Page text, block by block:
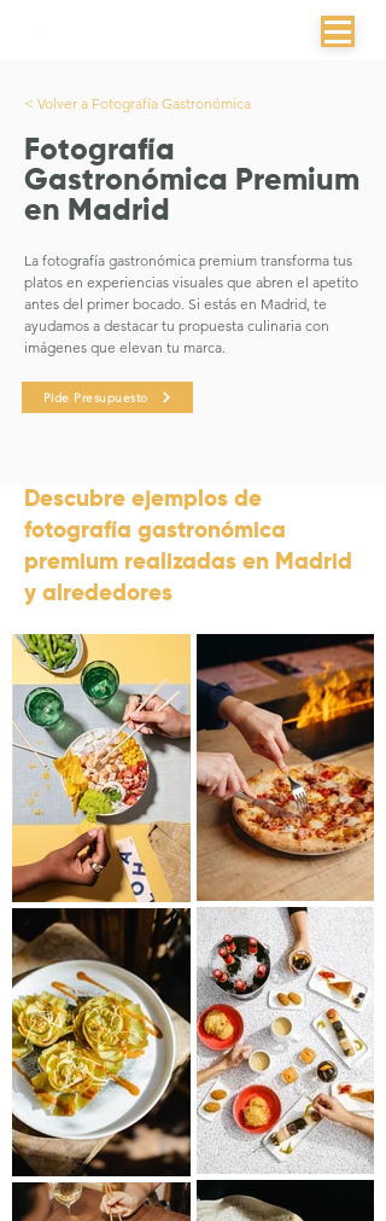
< Volver a Fotografía Gastronómica
Fotografía
Gastronómica Premium
en Madrid
La fotografía gastronómica premium transforma tus
platos en experiencias visuales que abren el apetito
antes del primer bocado. Si estás en Madrid, te
ayudamos a destacar tu propuesta culinaria con
imágenes que elevan tu marca.
Pide Presupuesto
Descubre ejemplos de
fotografía gastronómica
premium realizadas en Madrid
y alrededores